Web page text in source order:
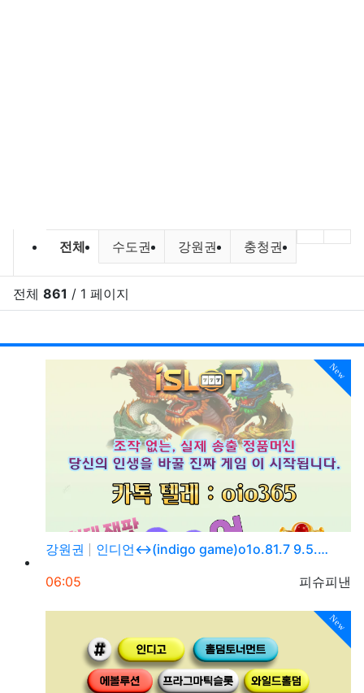
바다낚시,원투낚시,배낚시 포인트
전체 수도권 강원권 충청권 전라권
이전 분
다
전체 861 / 1 페이지
New
강원권
인디언↔(indigo game)o1o.81.7 9.5.…
등록자
피슈피낸
등록일
06:05
New